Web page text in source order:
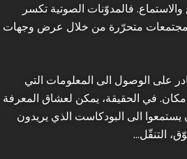
فالمدوّنات الصوتية تكسر
مجتمعات متحرّرة من خلال عرض وجهات
على الوصول الى المعلومات التي
في الحقيقة، يمكن لعشاق المعرفة
الى البودكاست الذي يريدون
التنقّل…